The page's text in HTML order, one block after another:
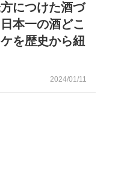
につけた酒づ
本一の酒どこ
を歴史から紐
2024/01/11